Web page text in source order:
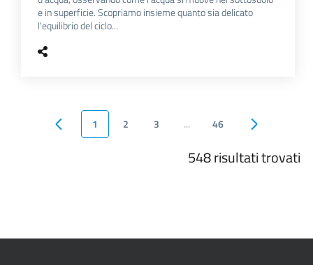
e in superficie. Scopriamo insieme quanto sia delicato
l'equilibrio del ciclo...
Pagina precedente
1 2 3 ... 46 Pagina
548risultati trovati